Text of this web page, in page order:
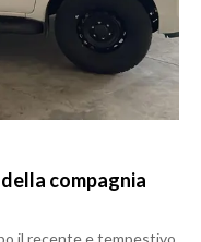
compagnia
il recente e tempestivo